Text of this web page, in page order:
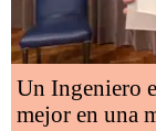
Un Ingeniero
mejor en una